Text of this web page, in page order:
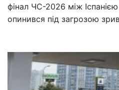
фінал ЧС-2026 між
опинився під загрозою